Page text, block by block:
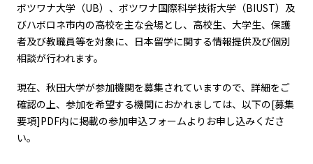
ボツワナ大学（UB）、ボツワナ国際科学技術大学（BIUST）及
びハボロネ市内の高校を主な会場とし、高校生、大学生、保護
者及び教職員等を対象に、日本留学に関する情報提供及び個別
相談が行われます。
現在、秋田大学が参加機関を募集されていますので、詳細をご
確認の上、参加を希望する機関におかれましては、以下の[募集
要項]PDF内に掲載の参加申込フォームよりお申し込みくださ
い。